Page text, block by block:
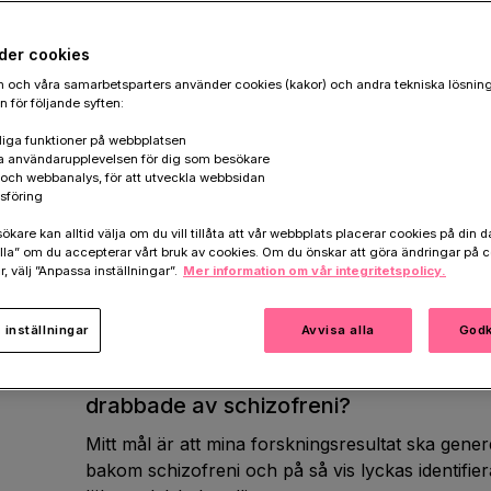
Berätta om ditt forskningsområde –
Bildandet och eliminering av synapser
process i den normala hjärnans utveckling.
intensiv ökning av antalet synapser. Senare
överflödiga synapser bort. Utvecklingen av
den processen. Syftet med detta projekt är att
synapser elimineras och hur avvikelser kan
Vi kommer att använda en unik cellulär modell
mekanismer under sjukdomsspecifika
Hur kommer dina forskningsresultat
drabbade av schizofreni?
Mitt mål är att mina forskningsresultat ska
bakom schizofreni och på så vis lyckas
cookies
och våra samarbetsparters använder cookies (kakor) och andra tekniska
för följande syften:
funktioner på webbplatsen
användarupplevelsen för dig som besökare
webbanalys, för att utveckla webbsidan
kan alltid välja om du vill tillåta att vår webbplats placerar cookies på din
om du accepterar vårt bruk av cookies. Om du önskar att göra ändringar på
välj ”Anpassa inställningar”. Mer information om vår integritetspolicy.
Avvisa alla
inställningar